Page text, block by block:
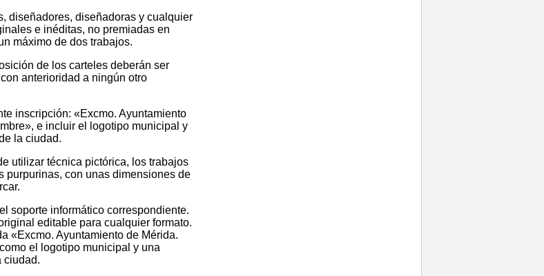
diseñadores, diseñadoras y cualquier
e inéditas, no premiadas en
máximo de dos trabajos.
de los carteles deberán ser
anterioridad a ningún otro
inscripción: «Excmo. Ayuntamiento
e incluir el logotipo municipal y
la ciudad.
utilizar técnica pictórica, los trabajos
purpurinas, con unas dimensiones de
soporte informático correspondiente.
editable para cualquier formato.
«Excmo. Ayuntamiento de Mérida.
el logotipo municipal y una
ciudad.